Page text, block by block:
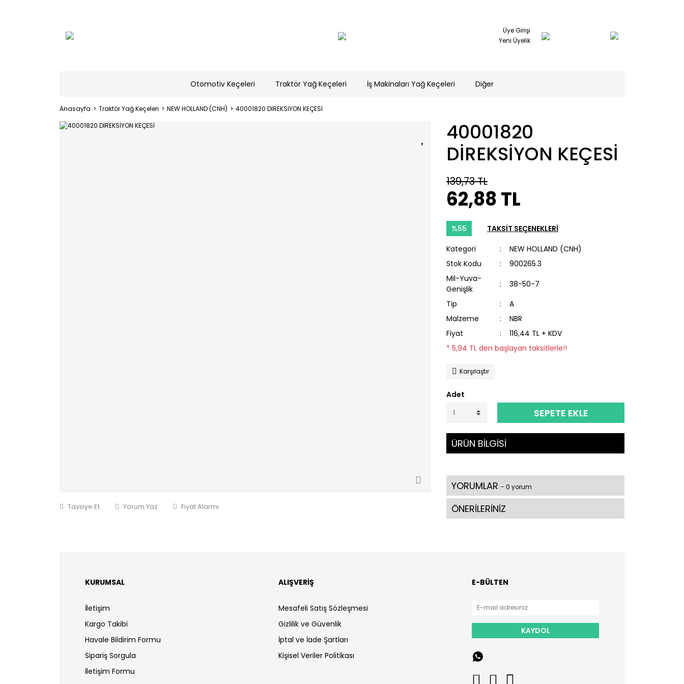
Üye Girişi
Yeni Üyelik
Otomotiv Keçeleri Traktör Yağ Keçeleri İş Makinaları Yağ Keçeleri Diğer
Anasayfa Traktör Yağ Keçeleri NEW HOLLAND (CNH) 40001820 DİREKSİYON KEÇESİ
Tavsiye Et Yorum Yaz Fiyat Alarmı
40001820
DİREKSİYON KEÇESİ
139,73 TL
62,88 TL
%55 TAKSİT SEÇENEKLERİ
Kategori
NEW HOLLAND (CNH)
Stok Kodu
900265.3
Mil-Yuva-
Genişlik
38-50-7
Tip
A
Malzeme
NBR
Fiyat
116,44 TL + KDV
* 5,94 TL den başlayan taksitlerle!!
Karşılaştır
Adet
SEPETE EKLE
ÜRÜN BİLGİSİ
YORUMLAR - 0 yorum
ÖNERİLERİNİZ
KURUMSAL
İletişim
Kargo Takibi
Havale Bildirim Formu
Sipariş Sorgula
İletişim Formu
ALIŞVERİŞ
Mesafeli Satış Sözleşmesi
Gizlilik ve Güvenlik
İptal ve İade Şartları
Kişisel Veriler Politikası
E-BÜLTEN
KAYDOL